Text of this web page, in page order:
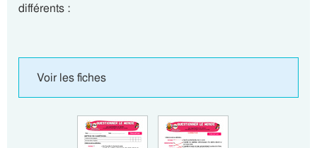
différents :
Voir les fiches